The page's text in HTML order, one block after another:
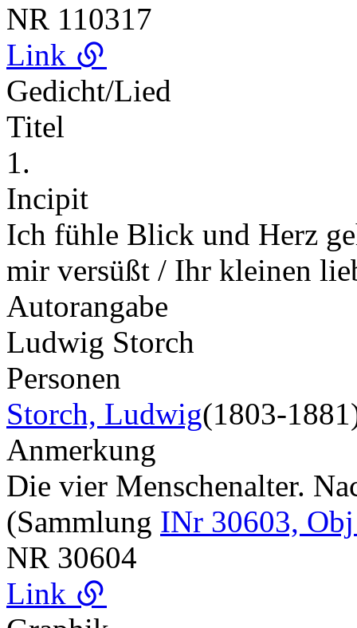
NR 110317
Link
Gedicht/Lied
Titel
1.
Incipit
Ich fühle Blick und Herz
mir versüßt / Ihr kleinen
Autorangabe
Ludwig Storch
Personen
Storch, Ludwig(1803-
Anmerkung
Die vier Menschenalter.
(Sammlung INr 30603,
NR 30604
Link